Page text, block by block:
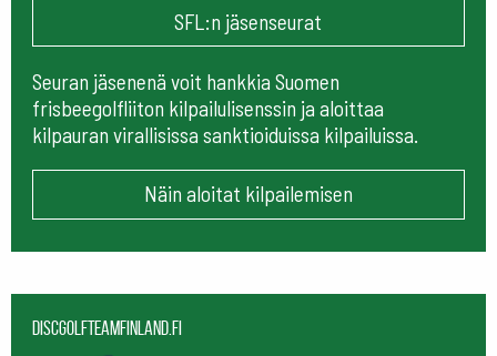
SFL:n jäsenseurat
Seuran jäsenenä voit hankkia Suomen
frisbeegolfliiton kilpailulisenssin ja aloittaa
kilpauran virallisissa sanktioiduissa kilpailuissa.
Näin aloitat kilpailemisen
Discgolfteamfinland.fi